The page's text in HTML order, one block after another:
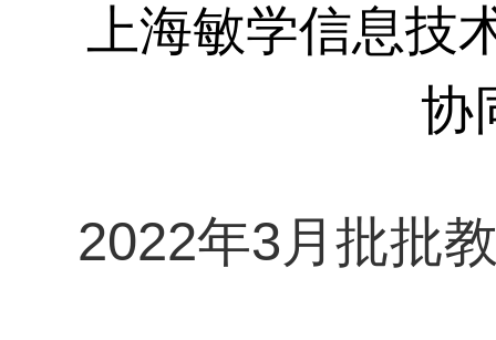
上海敏学信息
协
2022年3月批批